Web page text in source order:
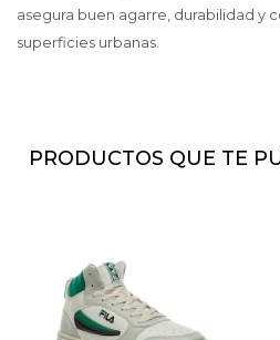
asegura buen agarre, durabilidad y
superficies urbanas.
PRODUCTOS QUE TE